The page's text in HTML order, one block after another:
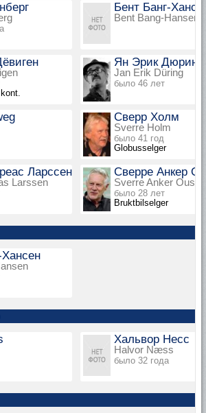
Бент Банг-
Bent Bang-Hansen
Ян Эрик Дюринг
Jan Erik Düring
было 46 лет
Сверр Холм
Sverre Holm
было 41 год
Globusselger
Ларссен
Larssen
Сверре Анкер
Sverre Anker
было 28 лет
Bruktbilselger
Хальвор Несс
Halvor Næss
было 32 года